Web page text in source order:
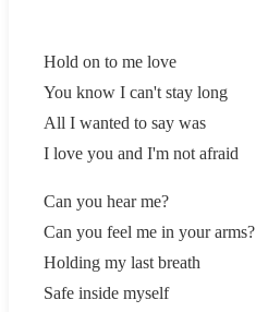
Hold on to me love
You know I can't stay long
All I wanted to say was
I love you and I'm not afraid
Can you hear me?
Can you feel me in your arms?
Holding my last breath
Safe inside myself